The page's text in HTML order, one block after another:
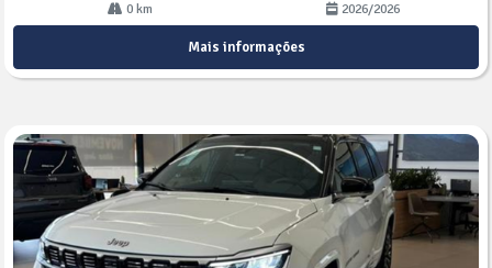
0 km 2026/2026
Mais informações